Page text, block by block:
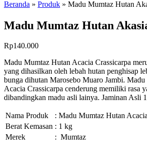
Beranda » Produk » Madu Mumtaz Hutan
Madu Mumtaz Hutan
Rp140.000
Madu Mumtaz Hutan Acacia Crassicarpa
yang dihasilkan oleh lebah hutan penghisap
bunga dihutan Marosebo Muaro Jambi.
Acacia Crassicarpa cenderung memiliki rasa
dibandingkan madu asli lainya. Jaminan Asli
Nama Produk
: Madu Mumtaz Hutan
Berat Kemasan : 1 kg
Merek
: Mumtaz